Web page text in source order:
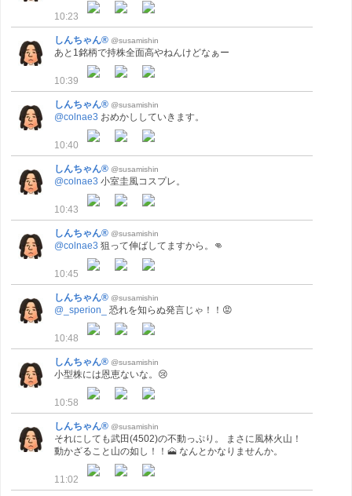
10:23
しんちゃん® @susamishin
あと1銘柄で持株全面高やねんけどなぁー
10:39
しんちゃん® @susamishin
@colnae3 おめかししていきます。
10:40
しんちゃん® @susamishin
@colnae3 小室圭風コスプレ。
10:43
しんちゃん® @susamishin
@colnae3 狙って伸ばしてますから。👊
10:45
しんちゃん® @susamishin
@_sperion_ 恐れを知らぬ発言じゃ！！😡
10:48
しんちゃん® @susamishin
小型株には恩恵ないな。😢
10:58
しんちゃん® @susamishin
それにしても武田(4502)の不動っぷり。 まさに風林火山！
動かざること山の如し！！🗻 なんとかなりませんか。
11:02